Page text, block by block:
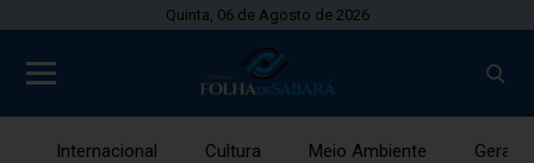
Quinta, 06 de Agosto de 2026
Internacional Cultura Meio Ambiente Gerais